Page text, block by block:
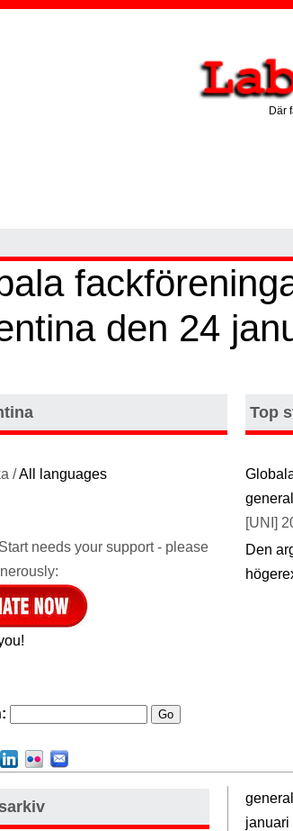
Där
den 24
/All languages
needs your support - please
Top
[UNI]
Den
januari